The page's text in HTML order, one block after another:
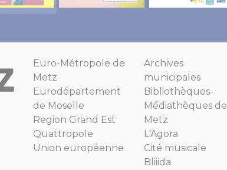
Euro-Métropole de
Metz
Eurodépartement
de Moselle
Region Grand Est
Quattropole
Union européenne
Archives
municipales
Bibliothèques-
Médiathèques de
Metz
L'Agora
Cité musicale
Bliiida